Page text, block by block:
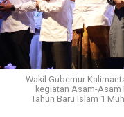
Wakil Gubernur
kegiatan Asam-
Tahun Baru Islam 1